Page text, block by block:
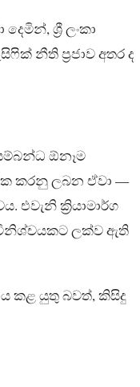
ශ්‍රී ලංකා
නීති ප්‍රජාව අතර ද
ඕනෑම
කරනු ලබන ඒවා —
එවැනි ක්‍රියාමාර්ග
විනිශ්චයකට ලක්ව ඇති
කළ යුතු බවත්, කිසිදු